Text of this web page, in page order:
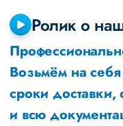
Ролик о
Возьмём на себя
сроки доставки,
и всю